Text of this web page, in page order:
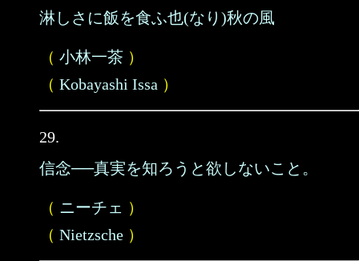
淋しさに飯を食ふ也(なり)秋の風
（ 小林一茶 ）
（ Kobayashi Issa ）
29.
信念──真実を知ろうと欲しないこと。
（ ニーチェ ）
（ Nietzsche ）